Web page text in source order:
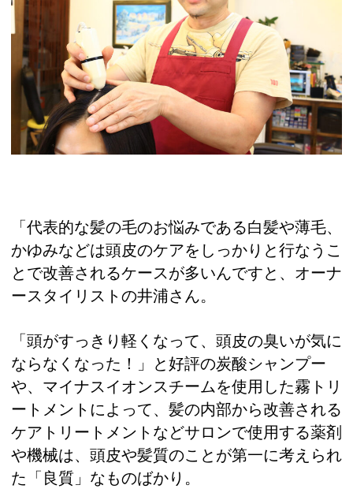
「代表的な髪の毛のお悩みである白髪や薄毛、
かゆみなどは頭皮のケアをしっかりと行なうこ
とで改善されるケースが多いんですと、オーナ
ースタイリストの井浦さん。
「頭がすっきり軽くなって、頭皮の臭いが気に
ならなくなった！」と好評の炭酸シャンプー
や、マイナスイオンスチームを使用した霧トリ
ートメントによって、髪の内部から改善される
ケアトリートメントなどサロンで使用する薬剤
や機械は、頭皮や髪質のことが第一に考えられ
た「良質」なものばかり。